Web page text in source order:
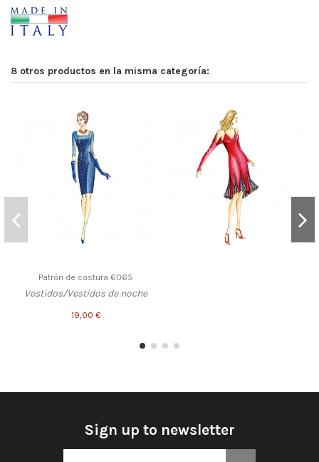
8 otros productos en la misma categoría:
Patrón de costura 6065
Vestidos/Vestidos de noche
19,00 €
Sign up to newsletter